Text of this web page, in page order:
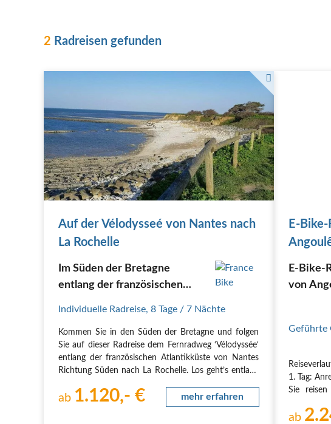
2 Radreisen gefunden
Auf der Vélodysseé von Nantes nach
La Rochelle
Im Süden der Bretagne
entlang der französischen
Individuelle Radreise, 8 Tage / 7 Nächte
Kommen Sie in den Süden der Bretagne und folgen
Sie auf dieser Radreise dem Fernradweg ‘Vélodyssée‘
entlang der französischen Atlantikküste von Nantes
Richtung Süden nach La Rochelle. Los geht’s entlang
Und einmal am Atlantik angekommen einfach links…
ab 1.120,- € mehr erfahren
E-
E-Bike-
von
Geführte
1. Tag:
Sie
Bordeaux
ab